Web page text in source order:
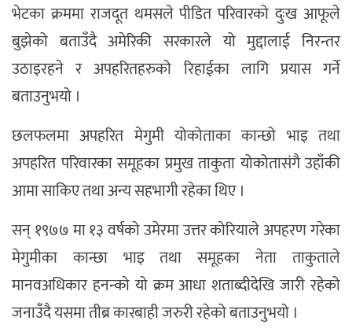
भेटका क्रममा राजदूत थमसले पीडित परिवारको दुःख आफूले
बुझेको बताउँदै अमेरिकी सरकारले यो मुद्दालाई निरन्तर
उठाइरहने र अपहरितहरुको रिहाईका लागि प्रयास गर्ने
बताउनुभयो ।
छलफलमा अपहरित मेगुमी योकोताका कान्छो भाइ तथा
अपहरित परिवारका समूहका प्रमुख ताकुता योकोतासंगै उहाँकी
आमा साकिए तथा अन्य सहभागी रहेका थिए ।
सन् १९७७ मा १३ वर्षको उमेरमा उत्तर कोरियाले अपहरण गरेका
मेगुमीका कान्छा भाइ तथा समूहका नेता ताकुताले
मानवअधिकार हनन्को यो क्रम आधा शताब्दीदेखि जारी रहेको
जनाउँदै यसमा तीब्र कारबाही जरुरी रहेको बताउनुभयो ।